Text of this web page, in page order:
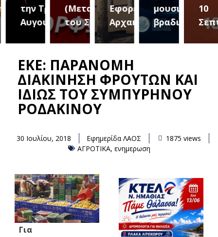
2 την Τρίτη 18
Αυγούστου
(Μεταμόρφωση
του Σωτήρος)
Εφορεία
Αρχαιοτήτων
μουσική
βραδιά
10
EKE: ΠΑΡΑΝΟΜΗ
ΔΙΑΚΙΝΗΣΗ ΦΡΟΥΤΩΝ ΚΑΙ
ΙΔΙΩΣ ΤΟΥ ΣΥΜΠΥΡΗΝΟΥ
ΡΟΔΑΚΙΝΟΥ
30 Ιουλίου, 2018 Εφημερίδα ΛΑΟΣ
1875 views
ΑΓΡΟΤΙΚΑ, ενημερωση
Για